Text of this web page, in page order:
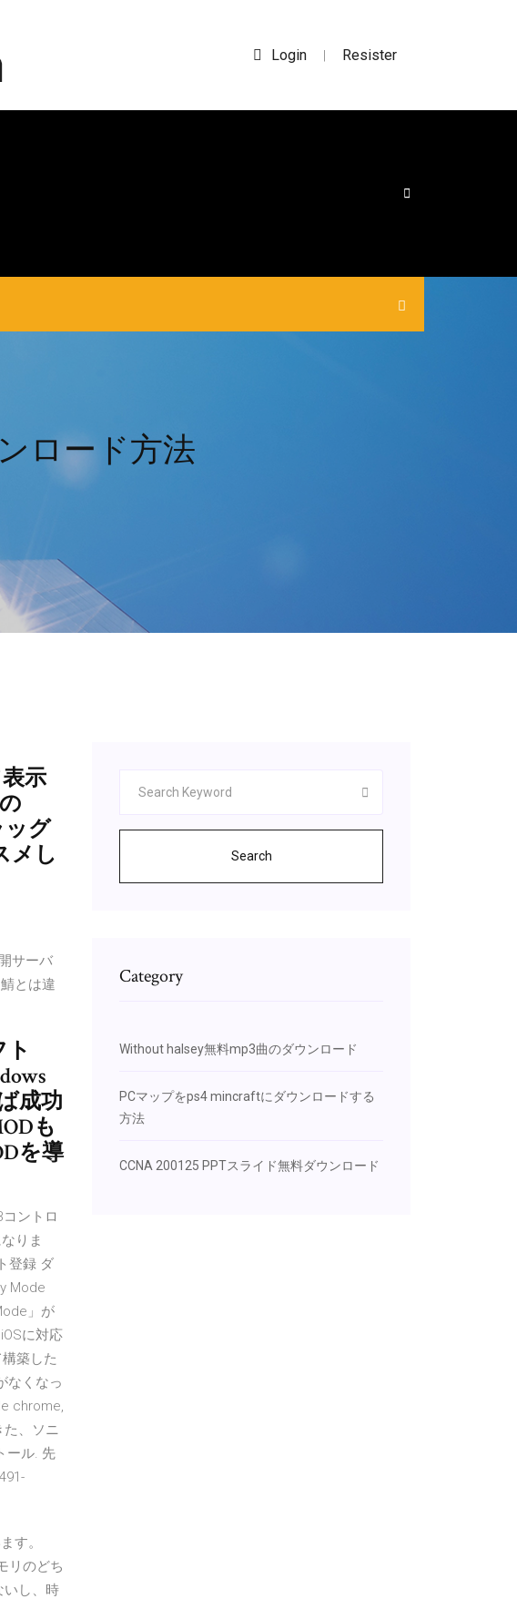
Login | Resister
ロード方法
示
ッグ
メし
サーバ
とは違
成功
も
を導
ントロ
りま
登録 ダ
Mode
」が
に対応
築した
なくなっ
chrome,
、ソニ
ール. 先
す。
リのどち
いし、時
Search
Category
Without halsey無料mp3曲のダウンロード
PCマップをps4 mincraftにダウンロードする
方法
CCNA 200125 PPTスライド無料ダウンロード